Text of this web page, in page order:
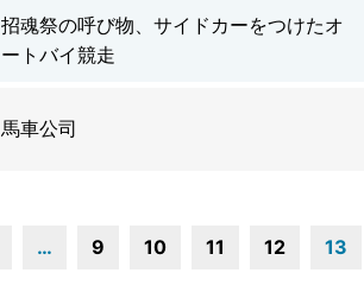
招魂祭の呼び物、サイドカーをつけたオ
ートバイ競走
馬車公司
… 9 10 11 12 13